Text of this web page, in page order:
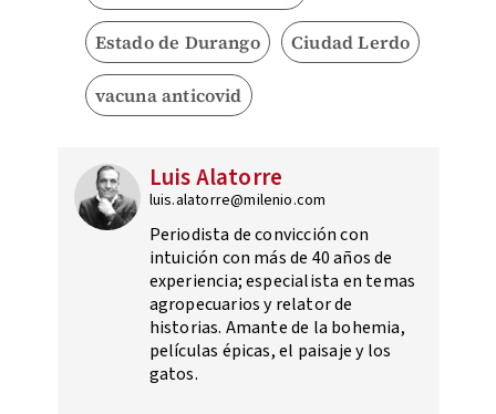
Estado de Durango Ciudad Lerdo
vacuna anticovid
Luis Alatorre
luis.alatorre@milenio.com
Periodista de convicción con
intuición con más de 40 años de
experiencia; especialista en temas
agropecuarios y relator de
historias. Amante de la bohemia,
películas épicas, el paisaje y los
gatos.